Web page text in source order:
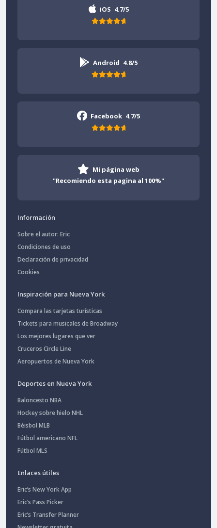
iOS 4.7/5
Android 4.8/5
Facebook 4.7/5
Mi página web
"Recomiendo esta pagina al 100%"
Información
Sobre el autor: Eric
Condiciones de uso
Declaración de privacidad
Cookies
Inspiración para Nueva York
Compara las tarjetas turísticas
Tickets para musicales de Broadway
Los mejores lugares que ver
Cruceros Circle Line
Aeropuertos de Nueva York
Deportes en Nueva York
Baloncesto NBA
Hockey sobre hielo NHL
Béisbol MLB
Fútbol americano NFL
Fútbol MLS
Enlaces útiles
Eric’s New York App
Eric’s Pass Picker
Eric’s Transfer Planner